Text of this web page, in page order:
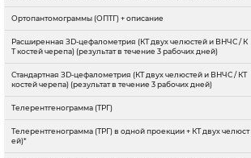
Ортопантомограммы (ОПТГ) + описание
Расширенная ЗD-цефалометрия (КТ двух челюстей и ВНЧС / К
Т костей черепа) (результат в течение 3 рабочих дней)
Стандартная ЗD-цефалометрия (КТ двух челюстей и ВНЧС / КТ
костей черепа) (результат в течение 3 рабочих дней)
Телерентгенограмма (ТРГ)
Телерентгенограмма (ТРГ) в одной проекции + КТ двух челюст
ей)*